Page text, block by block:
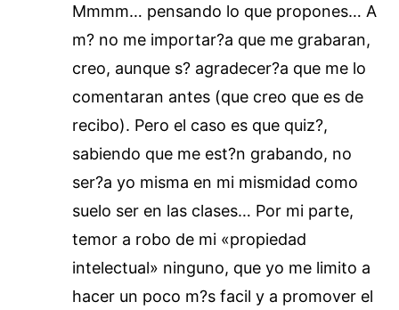
Mmmm… pensando lo que propones… A
m? no me importar?a que me grabaran,
creo, aunque s? agradecer?a que me lo
comentaran antes (que creo que es de
recibo). Pero el caso es que quiz?,
sabiendo que me est?n grabando, no
ser?a yo misma en mi mismidad como
suelo ser en las clases… Por mi parte,
temor a robo de mi «propiedad
intelectual» ninguno, que yo me limito a
hacer un poco m?s facil y a promover el